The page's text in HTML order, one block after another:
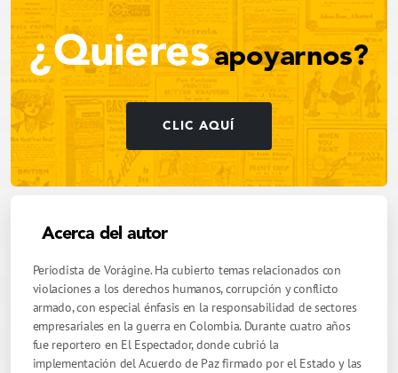
¿Quieresapoyarnos?
CLIC AQUÍ
Acerca del autor
Periodista de Vorágine. Ha cubierto temas relacionados con
violaciones a los derechos humanos, corrupción y conflicto
armado, con especial énfasis en la responsabilidad de sectores
empresariales en la guerra en Colombia. Durante cuatro años
fue reportero en El Espectador, donde cubrió la
implementación del Acuerdo de Paz firmado por el Estado y las